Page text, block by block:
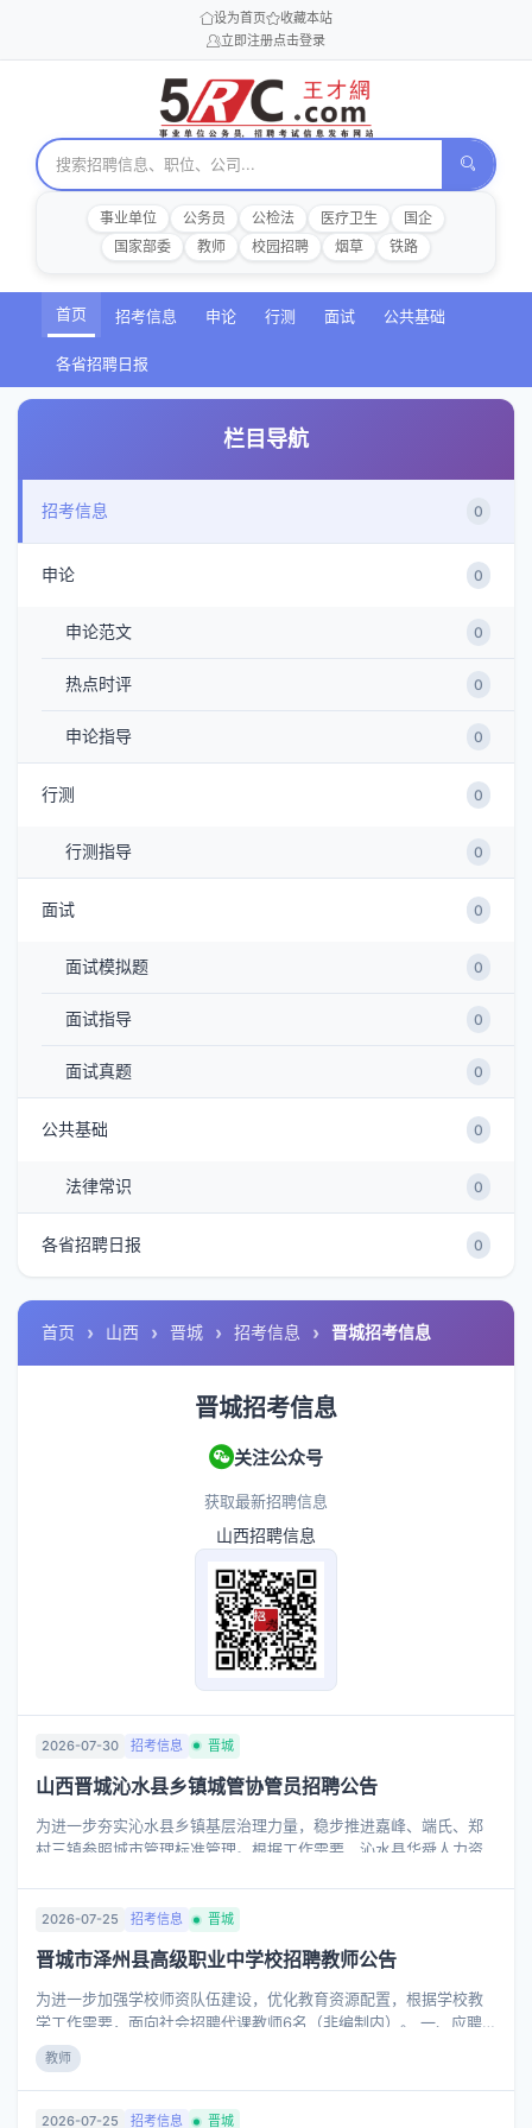
设为首页
收藏本站
立即注册点击登录
事业单位 公务员 公检法 医疗卫生
国企
国家部委
教师 校园招聘 烟草 铁路
首页 招考信息 申论 行测 面试 公共基础
各省招聘日报
首页 山西 晋城 招考信息 晋城招考信息
晋城招考信息
关注公众号
获取最新招聘信息
山西招聘信息
2026-07-30 招考信息 晋城
山西晋城沁水县乡镇城管协管员招聘公告
为进一步夯实沁水县乡镇基层治理力量，稳步推进嘉峰、端氏、郑
村三镇参照城市管理标准管理。根据工作需要，沁水县华舜人力资
名，工作地点分别在嘉峰镇、端氏镇、郑村镇，现将有关招聘事项
公告如下： 一、招聘原则 （一）坚持德才兼备、按需配岗的用人原
位及名额 招聘岗位 招聘岗位 招聘人数 性别 年龄要求 学历要求 乡
镇城管协管员 岗位1 15人 男 35周岁及以下（1990年8月及以后出
生）退伍军人40周岁及以下（1985年8月及以后出生） 大专及以上
2026-07-25 招考信息 晋城
晋城市泽州县高级职业中学校招聘教师公告
为进一步加强学校师资队伍建设，优化教育资源配置，根据学校教
学工作需要，面向社会招聘代课教师6名（非编制内）。 一、应聘
条件 1.拥护中国共产党的领导，遵守中华人民共和国宪法 、法律 、
法规，无违法违纪记录。 2.相貌端正，身体健康，具有良好的职业
道德，有较强的事业心和工作责任感。 3.教师需本科以上学历，有
相应的高中教师资格证。 二、招聘岗位 高中语文教师2人、高中数
教师
2026-07-25 招考信息 晋城
栏目导航
招考信息 0
申论 0
申论范文 0
热点时评 0
申论指导 0
行测 0
行测指导 0
面试 0
面试模拟题 0
面试指导 0
面试真题 0
公共基础 0
法律常识 0
各省招聘日报 0